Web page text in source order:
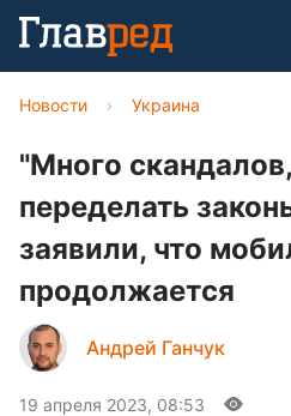
Новости › Украина
"Много
переделать
заявили, что
продолжается
Андрей Ганчук
19 апреля 2023, 08:53